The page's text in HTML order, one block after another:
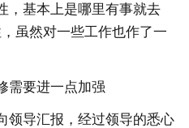
，基本上是哪里有事就去
虽然对一些工作也作了一
需要进一点加强
领导汇报，经过领导的悉心